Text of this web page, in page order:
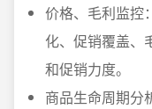
价格、毛利监控
化、促销覆盖、
和促销力度。
商品生命周期分